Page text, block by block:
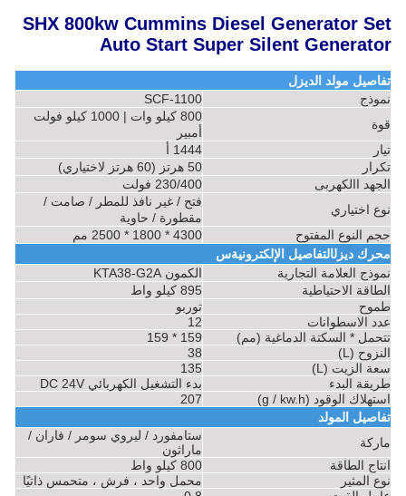
SHX 800kw Cummins Diesel Generator Set
Auto Start Super Silent Generator
تفاصيل مولد الديزل
نموذج
SCF-1100
قوة
800 كيلو وات | 1000 كيلو فولت
أمبير
تيار
1444 أ
تكرار
50 هرتز (60 هرتز لاختياري)
الجهد االكهربى
230/400 فولت
نوع اختياري
فتح / غير نافذ للمطر / صامت /
مقطورة / حاوية
حجم النوع المفتوح
4300 * 1800 * 2500 مم
محرك ديزلالتفاصيل الإلكترونيةس
نموذج العلامة التجارية
الكمون KTA38-G2A
الطاقة الاحتياطية
895 كيلو واط
طموح
توربو
عدد الاسطوانات
12
تتحمل * السكتة الدماغية (مم)
159 * 159
النزوح (L)
38
سعة الزيت (L)
135
طريقة البدء
بدء التشغيل الكهربائي DC 24V
استهلاك الوقود (g / kw.h)
207
تفاصيل المولد
ماركة
ستامفورد / ليروي سومر / فاران /
ماراثون
انتاج الطاقة
800 كيلو واط
نوع المثير
محمل واحد ، فرش ، متحمس ذاتيًا